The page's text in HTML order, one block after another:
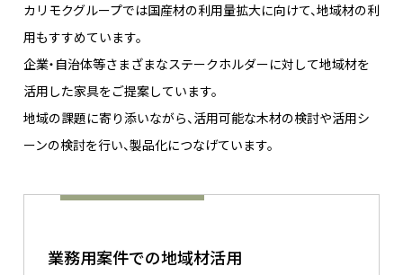
カリモクグループでは国産材の利用量拡大に向けて、地域材の利
用もすすめています。
企業・自治体等さまざまなステークホルダーに対して地域材を
活用した家具をご提案しています。
地域の課題に寄り添いながら、活用可能な木材の検討や活用シ
ーンの検討を行い、製品化につなげています。
業務用案件での地域材活用